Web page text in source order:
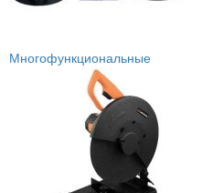
Многофункциональные